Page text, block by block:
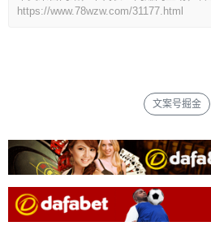
https://www.78wzw.com/31177.html
文案号掘金